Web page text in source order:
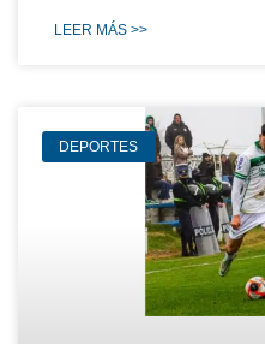
LEER MÁS >>
DEPORTES